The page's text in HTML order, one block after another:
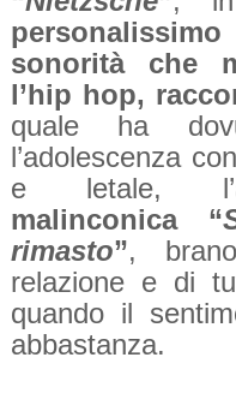
sonorità che
l’hip hop,
quale ha
l’adolescenza
e letale,
malinconica“
rimasto”,
relazione e di
quando il
abbastanza.